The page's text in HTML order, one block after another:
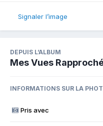
Signaler l’image
DEPUIS L’ALBUM
Mes Vues
INFORMATIONS SUR LA
Pris avec